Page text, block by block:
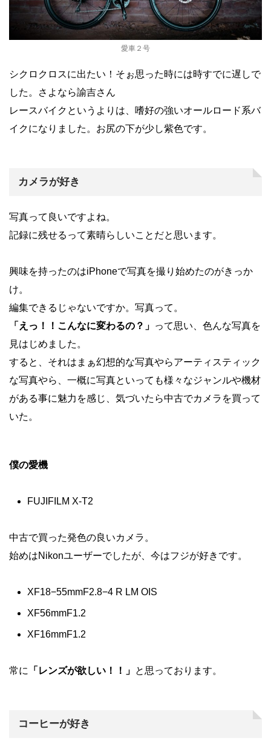
愛車２号
シクロクロスに出たい！そぉ思った時には時すでに遅しで
した。
さよなら諭吉さん
レースバイクというよりは、嗜好の強いオールロード系バ
イクになりました。お尻の下が少し紫色です。
カメラが好き
写真って良いですよね。
記録に残せるって素晴らしいことだと思います。
興味を持ったのはiPhoneで写真を撮り始めたのがきっか
け。
編集できるじゃないですか。写真って。
「えっ！！こんなに変わるの？」 って思い、色んな写真を
見はじめました。
すると、それはまぁ幻想的な写真やらアーティスティック
な写真やら、一概に写真といっても様々なジャンルや機材
がある事に魅力を感じ、気づいたら中古でカメラを買って
いた。
僕の愛機
FUJIFILM X-T2
中古で買った発色の良いカメラ。
始めはNikonユーザーでしたが、今はフジが好きです。
XF18−55mmF2.8−4 R LM OIS
XF56mmF1.2
XF16mmF1.2
常に 「レンズが欲しい！！」 と思っております。
コーヒーが好き